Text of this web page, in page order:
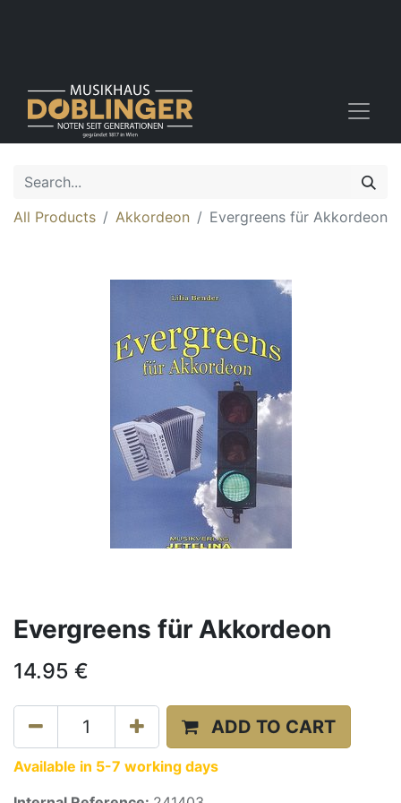
All Products Akkordeon Evergreens für Akkordeon
Evergreens für Akkordeon
14.95 €
ADD TO CART
Available in 5-7 working days